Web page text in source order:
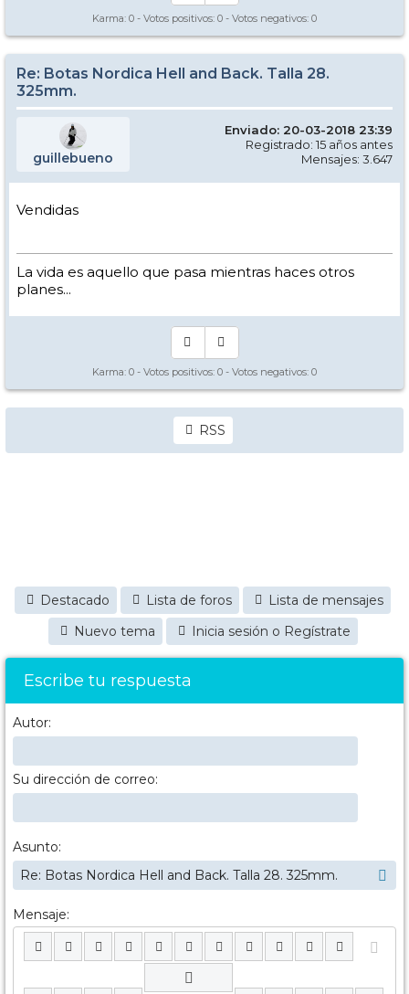
Karma: 0 - Votos positivos: 0 - Votos negativos: 0
Re: Botas Nordica Hell and Back. Talla 28.
325mm.
guillebueno
Enviado: 20-03-2018 23:39
Registrado: 15 años antes
Mensajes: 3.647
Vendidas
La vida es aquello que pasa mientras haces otros
planes...
Karma: 0 - Votos positivos: 0 - Votos negativos: 0
RSS
Destacado Lista de foros
Lista de mensajes
Nuevo tema
Inicia sesión o Regístrate
Escribe tu respuesta
Autor:
Su dirección de correo:
Asunto:
Mensaje: